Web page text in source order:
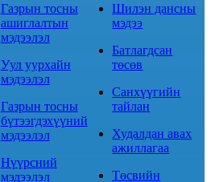
Газрын тосны
ашиглалтын
мэдээлэл
Уул уурхайн
мэдээлэл
Газрын тосны
бүтээгдэхүүний
мэдээлэл
Нүүрсний
мэдээлэл
Шилэн дансны
мэдээ
Батлагдсан
төсөв
Санхүүгийн
тайлан
Худалдан авах
ажиллагаа
Төсвийн